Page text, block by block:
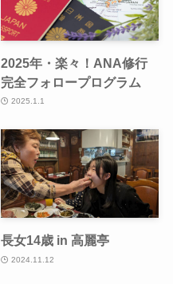
2025年・楽々！ANA修行
完全フォロープログラム
2025.1.1
長女14歳 in 高麗亭
2024.11.12